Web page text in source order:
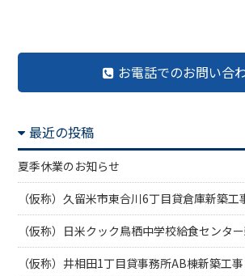
お電話でのお問い合
最近の投稿
夏季休業のお知らせ
（仮称）久留米市東合川6丁目貸倉庫新築工
（仮称）日米クック鳥栖中学校給食センタ
（仮称）井相田1丁目貸事務所AB棟新築工事